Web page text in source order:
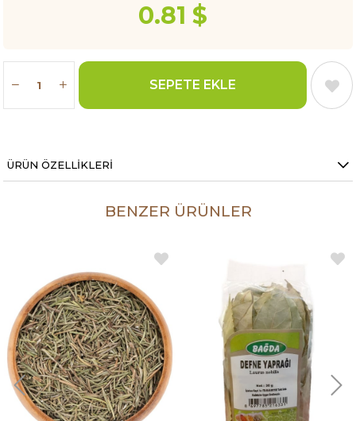
0.81 $
ÜRÜN ÖZELLIKLERI
BENZER ÜRÜNLER